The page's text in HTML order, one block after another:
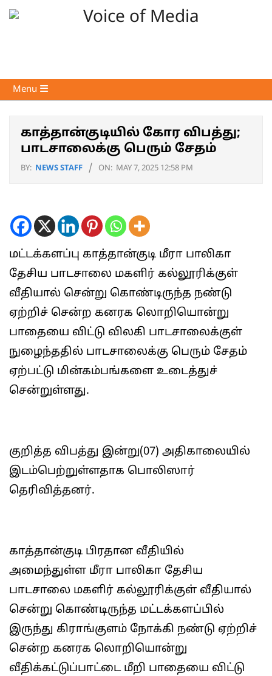
Skip
Voice
of
Primary
Navigation
Menu
காத்தான்குடியில் கோர விபத்து;
பாடசாலைக்கு பெரும் சேதம்
BY: NEWS STAFF ON: MAY 7, 2025 12:58 PM
மட்டக்களப்பு காத்தான்குடி மீரா பாலிகா
தேசிய பாடசாலை மகளிர் கல்லூரிக்குள்
வீதியால் சென்று கொண்டிருந்த நண்டு
ஏற்றிச் சென்ற கனரக லொறியொன்று
பாதையை விட்டு விலகி பாடசாலைக்குள்
நுழைந்ததில் பாடசாலைக்கு பெரும் சேதம்
ஏற்பட்டு மின்கம்பங்களை உடைத்துச்
சென்றுள்ளது.
குறித்த விபத்து இன்று(07) அதிகாலையில்
இடம்பெற்றுள்ளதாக பொலிஸார்
தெரிவித்தனர்.
காத்தான்குடி பிரதான வீதியில்
அமைந்துள்ள மீரா பாலிகா தேசிய
பாடசாலை மகளிர் கல்லூரிக்குள் வீதியால்
சென்று கொண்டிருந்த மட்டக்களப்பில்
இருந்து கிராங்குளம் நோக்கி நண்டு ஏற்றிச்
சென்ற கனரக லொறியொன்று
வீதிக்கட்டுப்பாட்டை மீறி பாதையை விட்டு